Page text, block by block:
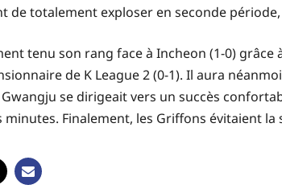
de totalement exploser en seconde
tenu son rang face à Incheon (1-0)
de K League 2 (0-1). Il aura
Gwangju se dirigeait vers un succès
Finalement, les Griffons évitaient